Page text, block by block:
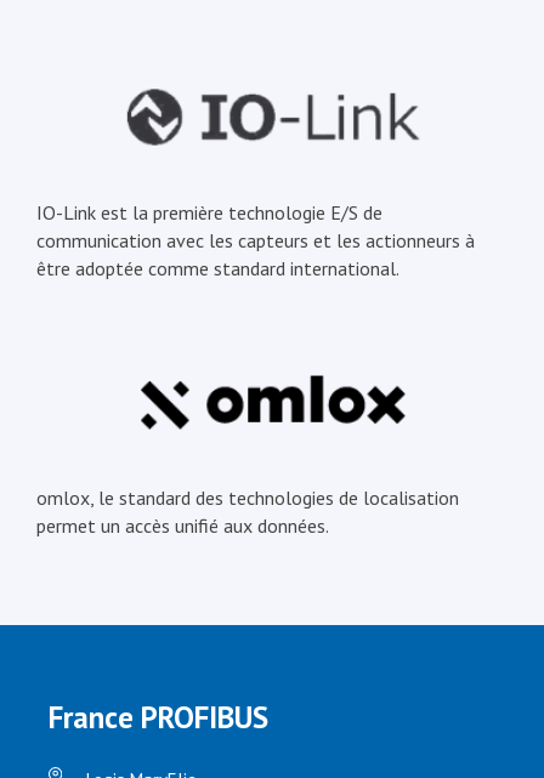
IO-Link est la première technologie E/S de
communication avec les capteurs et les actionneurs à
être adoptée comme standard international.
omlox, le standard des technologies de localisation
permet un accès unifié aux données.
France PROFIBUS